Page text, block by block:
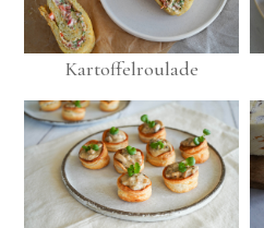
Kartoffelroulade